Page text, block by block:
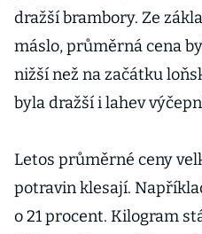
dražší brambory. Ze
máslo, průměrná cena
nižší než na začátku
byla dražší i lahev
Letos průměrné ceny
potravin klesají.
o 21 procent. Kilogram